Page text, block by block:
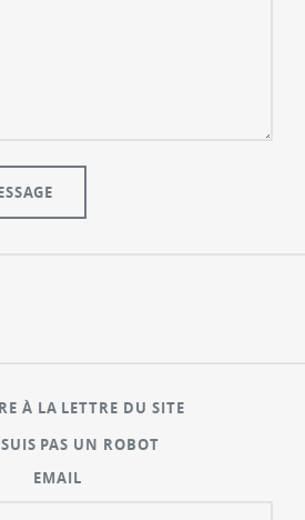
À LA LETTRE DU SITE
PAS UN ROBOT
EMAIL